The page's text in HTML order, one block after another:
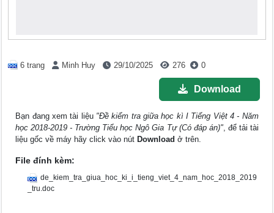
6 trang Minh Huy 29/10/2025 276 0
Download
Bạn đang xem tài liệu "Đề kiểm tra giữa học kì I Tiếng Việt 4 - Năm
học 2018-2019 - Trường Tiểu học Ngô Gia Tự (Có đáp án)", để tải tài
liệu gốc về máy hãy click vào nút Download ở trên.
File đính kèm:
de_kiem_tra_giua_hoc_ki_i_tieng_viet_4_nam_hoc_2018_2019
_tru.doc